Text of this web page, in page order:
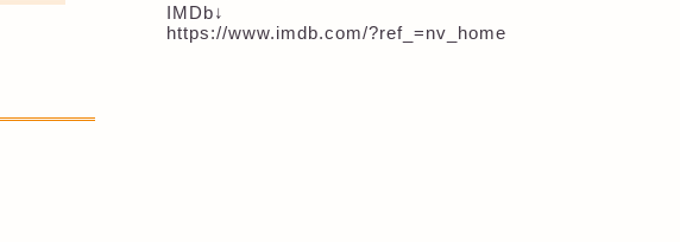
IMDb↓
https://www.imdb.com/?ref_=nv_home